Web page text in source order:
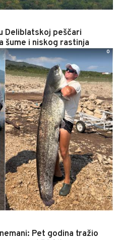
Deliblatskoj peščari
šume i niskog rastinja
Pet godina tražio
0